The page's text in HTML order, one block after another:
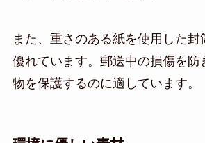
また、重さのある紙を使用した封
優れています。郵送中の損傷を防
物を保護するのに適しています。